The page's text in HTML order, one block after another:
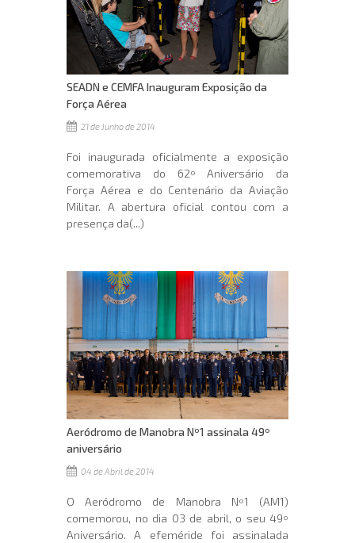
SEADN e CEMFA Inauguram Exposição da
Força Aérea
21 de Junho de 2014
Foi inaugurada oficialmente a exposição
comemorativa do 62º Aniversário da
Força Aérea e do Centenário da Aviação
Militar. A abertura oficial contou com a
presença da(...)
Aeródromo de Manobra Nº1 assinala 49º
aniversário
04 de Abril de 2014
O Aeródromo de Manobra Nº1 (AM1)
comemorou, no dia 03 de abril, o seu 49º
Aniversário. A efeméride foi assinalada